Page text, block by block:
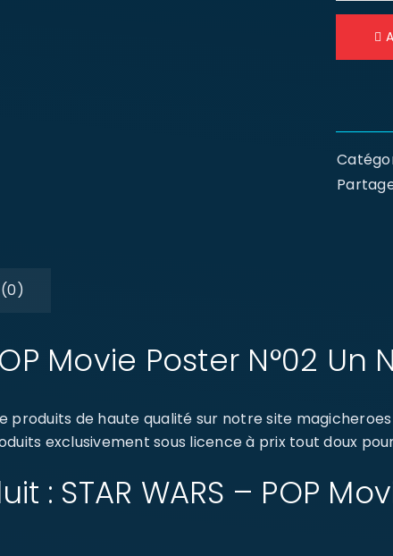
(0)
Movie Poster N°02 Un
produits de haute qualité sur notre site magicheroes
exclusivement sous licence à prix tout doux
: STAR WARS – POP